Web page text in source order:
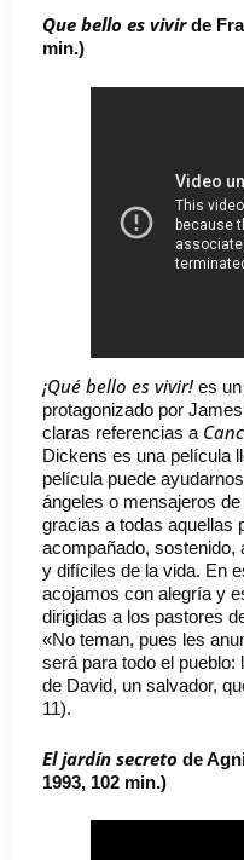
Que bello es vivirde
min.)
¡Qué bello es vivir!es
protagonizado por
claras referencias a
Dickens es una película
película puede
ángeles o mensajeros
gracias a todas aquellas
acompañado, sostenido,
y difíciles de la vida. En
acojamos con alegría y
dirigidas a los pastores
«No teman, pues les
será para todo el pueblo:
de David, un salvador,
11).
El jardín secreto de
1993, 102 min.)